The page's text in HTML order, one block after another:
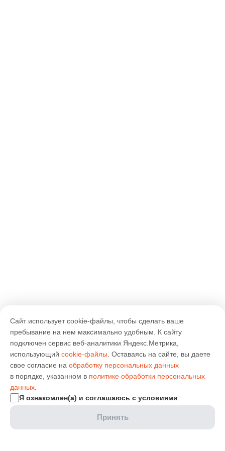
Сайт использует cookie-файлы, чтобы сделать ваше
пребывание на нем максимально удобным. К cайту
подключен сервис веб-аналитики Яндекс.Метрика,
использующий cookie-файлы . Оставаясь на сайте, вы даете
свое согласие на обработку персональных данных
в порядке, указанном в политике обработки персональных
данных
Я ознакомлен(а) и соглашаюсь с условиями
Принять